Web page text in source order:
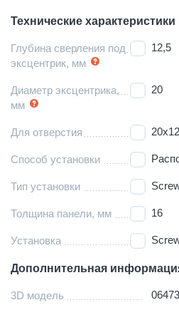
Технические характеристики
Глубина сверления под
эксцентрик, мм
12,5
Диаметр эксцентрика,
мм
20
Для отверстия
Способ установки
Тип установки
Толщина панели, мм 16
Установка
Дополнительная
3D модель